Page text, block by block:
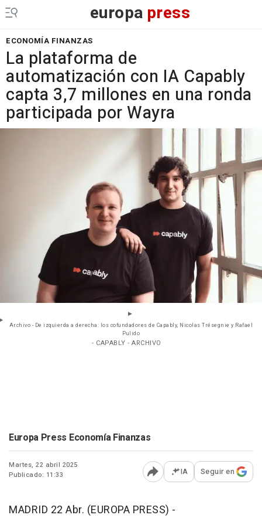
europa press
ECONOMÍA FINANZAS
La plataforma de
automatización con IA Capably
capta 3,7 millones en una ronda
participada por Wayra
Archivo - De izquierda a derecha: los cofundadores de Capably, Nicolas Trésegnie y Rafael
Pulido
- CAPABLY - ARCHIVO
Europa Press Economía Finanzas
Martes, 22 abril 2025
Publicado: 11:33
Abrir opciones para
IA Seguir en
MADRID 22 Abr. (EUROPA PRESS) -